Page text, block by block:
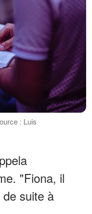
: Luis
"Fiona, il
suite à